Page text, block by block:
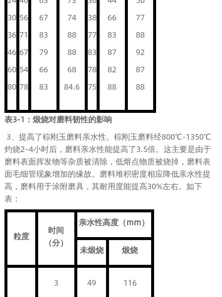
30
36
46
60
80
56
71
67
54
78
67
83
79
66
83
74
88
88
68
84.6
38
77
83
78
75
66
83
87
82
88
77
88
92
87
88
表3-1 ：煅烧对磨料韧性的影响
3、提高了棕刚玉磨料亲水性。棕刚玉磨料经800℃-1350℃
灼烧2–4小时后，磨料亲水性能提高了3.5倍。这主要是由于
磨料表面挥发物等杂质被清除，低熔点物质被烧掉，磨料表
面毛细管现象增加的缘故。磨料堆积密度相应降低亲水性提
高，磨料用于涂附磨具，其耐用度能提高30%左右。如下
表：
粒度
时间
（分）
亲水性高度（mm）
未煅烧 煅烧
3
49
116